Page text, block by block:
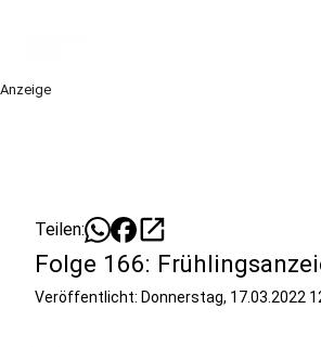
Anzeige
Teilen: open_in_new
Folge 166:
Veröffentlicht: Donnerstag, 17.03.2022